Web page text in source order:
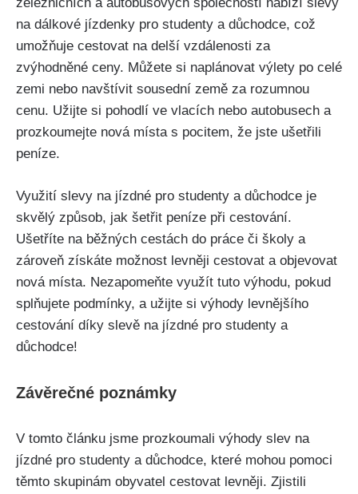
na⁤ dálkové jízdenky pro studenty a důchodce,⁤ což
⁣umožňuje cestovat na ⁣delší‍ vzdálenosti za
zvýhodněné‌ ceny. Můžete si naplánovat výlety po celé
zemi nebo navštívit sousední země za⁢ rozumnou
cenu.‌ Užijte si ​pohodlí ve vlacích nebo autobusech a
prozkoumejte ‍nová místa s pocitem, že jste ušetřili
peníze.​
Využití slevy na jízdné pro ​studenty ⁤a důchodce je
skvělý způsob, jak šetřit peníze ‍při ‍cestování.
Ušetříte na běžných ⁣cestách do práce ⁤či školy a
zároveň získáte možnost levněji cestovat ‌a objevovat
nová místa. Nezapomeňte využít tuto výhodu, pokud
splňujete podmínky, ​a užijte si výhody levnějšího
cestování díky slevě na⁤ jízdné⁤ pro studenty ⁣a
důchodce!
Závěrečné poznámky
V tomto článku jsme prozkoumali ⁤výhody⁣ slev⁢ na
jízdné pro ⁢studenty a důchodce, které mohou pomoci‌
těmto skupinám obyvatel ‍cestovat levněji. Zjistili